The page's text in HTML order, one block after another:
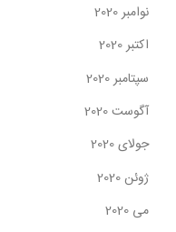
نوامبر 2020
اکتبر 2020
سپتامبر 2020
آگوست 2020
جولای 2020
ژوئن 2020
می 2020